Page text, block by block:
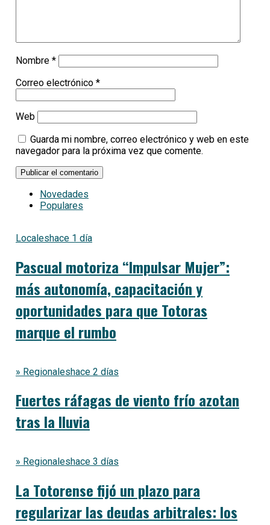
Nombre *
Correo electrónico *
Web
Guarda mi nombre, correo electrónico y web en este
navegador para la próxima vez que comente.
Novedades
Populares
Localeshace 1 día
Pascual motoriza “Impulsar Mujer”:
más autonomía, capacitación y
oportunidades para que Totoras
marque el rumbo
» Regionaleshace 2 días
Fuertes ráfagas de viento frío azotan
tras la lluvia
» Regionaleshace 3 días
La Totorense fijó un plazo para
regularizar las deudas arbitrales: los